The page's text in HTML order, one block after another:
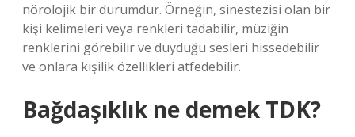
nörolojik bir durumdur. Örneğin, sinestezisi olan bir
kişi kelimeleri veya renkleri tadabilir, müziğin
renklerini görebilir ve duyduğu sesleri hissedebilir
ve onlara kişilik özellikleri atfedebilir.
Bağdaşıklık ne demek TDK?